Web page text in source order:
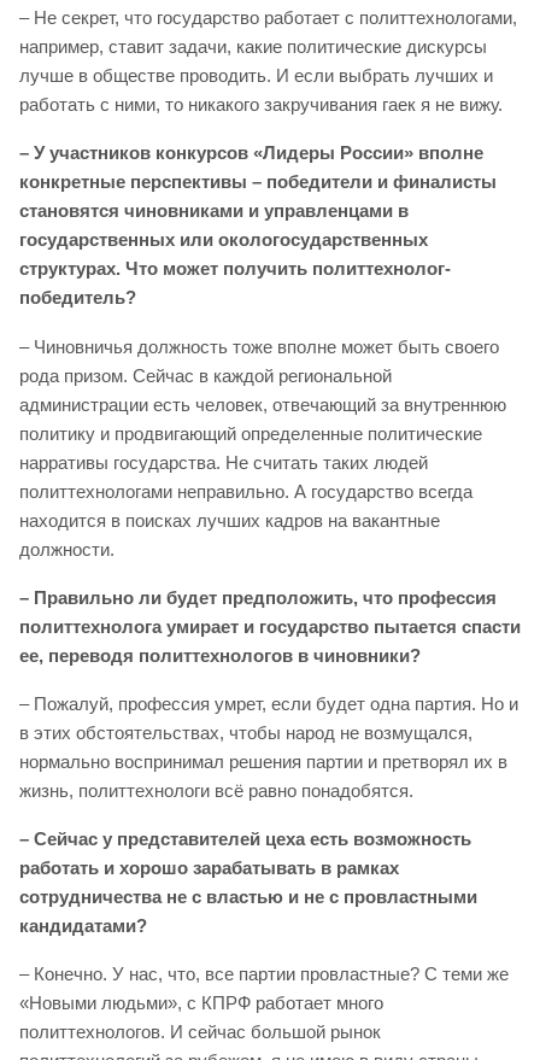
– Не секрет, что государство работает с политтехнологами,
например, ставит задачи, какие политические дискурсы
лучше в обществе проводить. И если выбрать лучших и
работать с ними, то никакого закручивания гаек я не вижу.
– У участников конкурсов «Лидеры России» вполне
конкретные перспективы – победители и финалисты
становятся чиновниками и управленцами в
государственных или окологосударственных
структурах. Что может получить политтехнолог-
победитель?
– Чиновничья должность тоже вполне может быть своего
рода призом. Сейчас в каждой региональной
администрации есть человек, отвечающий за внутреннюю
политику и продвигающий определенные политические
нарративы государства. Не считать таких людей
политтехнологами неправильно. А государство всегда
находится в поисках лучших кадров на вакантные
должности.
– Правильно ли будет предположить, что профессия
политтехнолога умирает и государство пытается спасти
ее, переводя политтехнологов в чиновники?
– Пожалуй, профессия умрет, если будет одна партия. Но и
в этих обстоятельствах, чтобы народ не возмущался,
нормально воспринимал решения партии и претворял их в
жизнь, политтехнологи всё равно понадобятся.
– Сейчас у представителей цеха есть возможность
работать и хорошо зарабатывать в рамках
сотрудничества не с властью и не с провластными
кандидатами?
– Конечно. У нас, что, все партии провластные? С теми же
«Новыми людьми», с КПРФ работает много
политтехнологов. И сейчас большой рынок